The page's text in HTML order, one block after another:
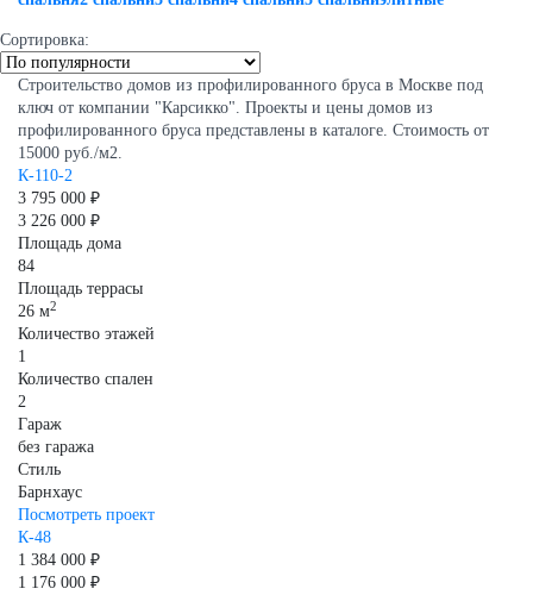
Сортировка:
Строительство домов из профилированного бруса в Москве под
ключ от компании "Карсикко". Проекты и цены домов из
профилированного бруса представлены в каталоге. Стоимость от
15000 руб./м2.
К-110-2
3 795 000 ₽
3 226 000 ₽
Площадь дома
84
Площадь террасы
26 м2
Количество этажей
1
Количество спален
2
Гараж
без гаража
Стиль
Барнхаус
Посмотреть проект
К-48
1 384 000 ₽
1 176 000 ₽